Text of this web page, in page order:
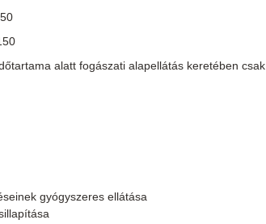
alatt fogászati alapellátás keretében csak
gyógyszeres ellátása